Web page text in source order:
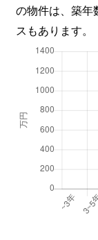
の物件は、築年
スもあります。